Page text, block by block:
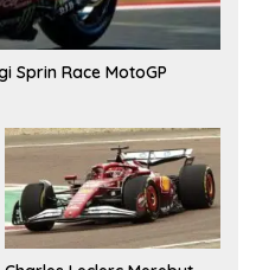
Sprin Race MotoGP